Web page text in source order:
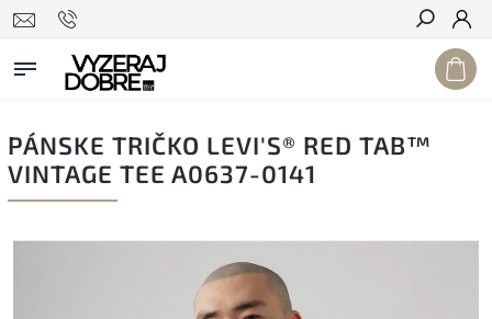
Hľadať
PÁNSKE TRIČKO LEVI'S® RED TAB™
VINTAGE TEE A0637-0141